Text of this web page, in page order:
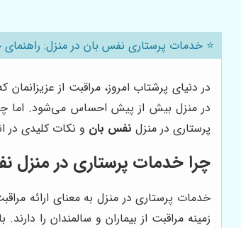
⭐️ خدمات پرستاری نفس بان در منزل: راهنمای
در دنیای پرشتاب امروز، مراقبت از
در منزل بیش از پیش احساس می‌شود. اما
پرستاری در منزل نفس بان و نکات کلیدی در
چرا خدمات پرستاری در منزل
خدمات پرستاری در منزل به معنای ارائه
زمینه مراقبت از بیماران و سالمندان را